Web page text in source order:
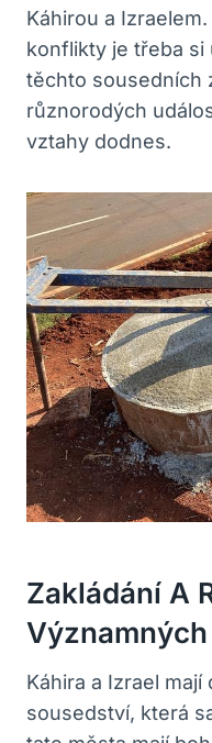
Káhirou a
⁣konflikty je třeba si
těchto sousedních
různorodých⁣
vztahy dodnes.
Zakládání A
Káhira a Izrael
sousedství, která